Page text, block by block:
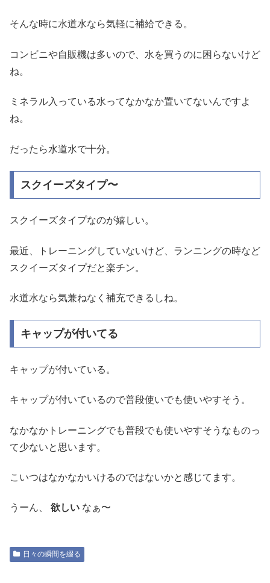
そんな時に水道水なら気軽に補給できる。
コンビニや自販機は多いので、水を買うのに困らないけど
ね。
ミネラル入っている水ってなかなか置いてないんですよ
ね。
だったら水道水で十分。
スクイーズタイプ〜
スクイーズタイプなのが嬉しい。
最近、トレーニングしていないけど、ランニングの時など
スクイーズタイプだと楽チン。
水道水なら気兼ねなく補充できるしね。
キャップが付いてる
キャップが付いている。
キャップが付いているので普段使いでも使いやすそう。
なかなかトレーニングでも普段でも使いやすそうなものっ
て少ないと思います。
こいつはなかなかいけるのではないかと感じてます。
うーん、 欲しい なぁ〜
日々の瞬間を綴る